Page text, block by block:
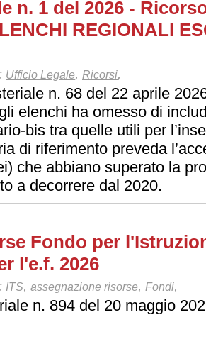
n. 1 del 2026 -
REGIONALI
Ufficio Legale, Ricorsi,
n. 68 del 22 aprile
elenchi ha omesso di
bis tra quelle utili per
di riferimento preveda
che abbiano superato la
a decorrere dal 2020.
Fondo per
l'e.f. 2026
ITS, assegnazione risorse, Fondi,
n. 894 del 20 maggio